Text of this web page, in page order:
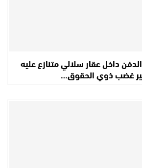
داخل عقار سلالي متنازع عليه
غضب ذوي الحقوق…